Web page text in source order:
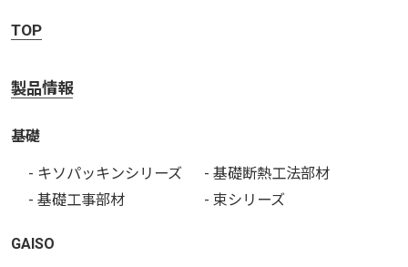
TOP
製品情報
基礎
- キソパッキンシリーズ
- 基礎断熱工法部材
- 基礎工事部材
- 束シリーズ
GAISO